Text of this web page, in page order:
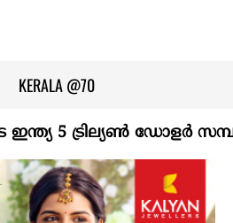
KERALA @70
5 ട്രില്യണ്‍ ഡോളര്‍